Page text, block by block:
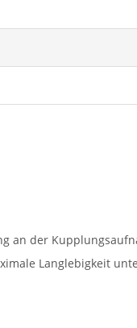
an der
Langlebigkeit